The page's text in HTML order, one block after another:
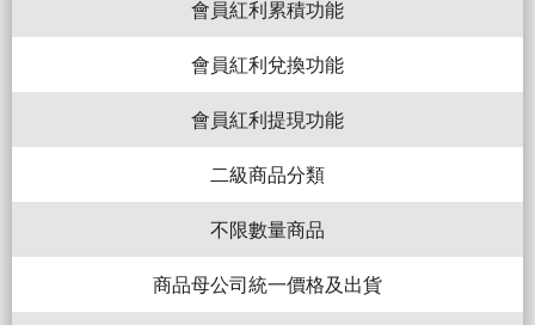
會員紅利累積功能
會員紅利兌換功能
會員紅利提現功能
二級商品分類
不限數量商品
商品母公司統一價格及出貨